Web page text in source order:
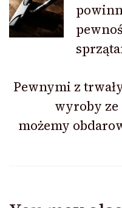
Pewnymi z
wyroby ze
możemy